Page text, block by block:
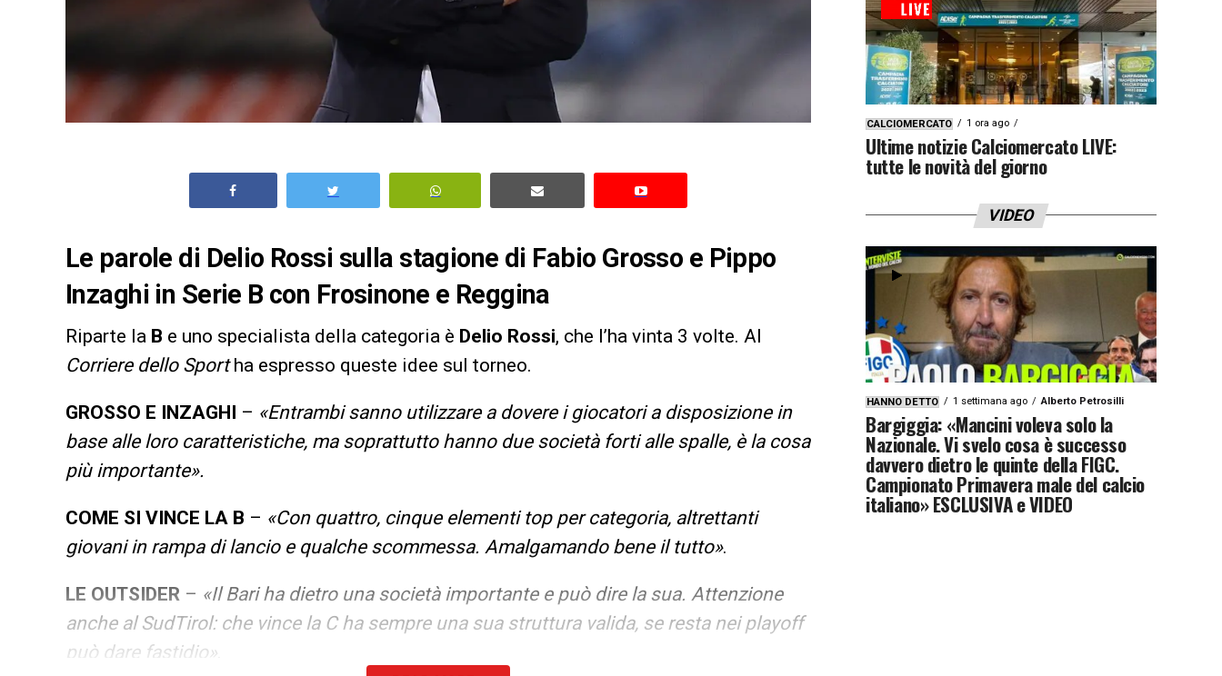
Le parole di Delio Rossi sulla stagione di Fabio Grosso e Pippo
Inzaghi in Serie B con Frosinone e Reggina
Riparte la B e uno specialista della categoria è Delio Rossi, che l’ha vinta 3 volte. Al
Corriere dello Sportha espresso queste idee sul torneo.
GROSSO E INZAGHI – «Entrambi sanno utilizzare a dovere i giocatori a disposizione in
base alle loro caratteristiche, ma soprattutto hanno due società forti alle spalle, è la cosa
più importante».
COME SI VINCE LA B – «Con quattro, cinque elementi top per categoria, altrettanti
giovani in rampa di lancio e qualche scommessa. Amalgamando bene il tutto».
LE OUTSIDER – «Il Bari ha dietro una società importante e può dire la sua. Attenzione
anche al SudTirol: che vince la C ha sempre una sua struttura valida, se resta nei playoff
può dare fastidio»
CALCIOMERCATO 1 ora ago
Ultime notizie Calciomercato LIVE:
tutte le novità del giorno
VIDEO
HANNO DETTO 1 settimana ago Alberto Petrosilli
Bargiggia: «Mancini voleva solo la
Nazionale. Vi svelo cosa è successo
davvero dietro le quinte della FIGC.
Campionato Primavera male del calcio
italiano» ESCLUSIVA e VIDEO